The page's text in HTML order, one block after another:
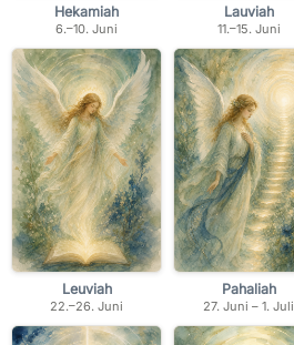
Hekamiah
6.–10. Juni
Lauviah
11.–15. Juni
Leuviah
22.–26. Juni
Pahaliah
27. Juni – 1. Juli